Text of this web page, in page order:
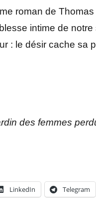
roman de
intime de
: le désir cache sa
des femmes
LinkedIn Telegram